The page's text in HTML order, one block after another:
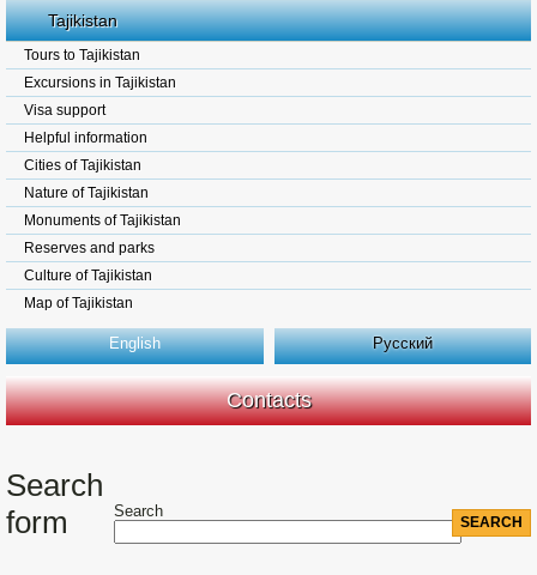
Tajikistan
Tours to Tajikistan
Excursions in Tajikistan
Visa support
Helpful information
Cities of Tajikistan
Nature of Tajikistan
Monuments of Tajikistan
Reserves and parks
Culture of Tajikistan
Map of Tajikistan
English Русский
Contacts
Search
form
Search